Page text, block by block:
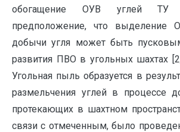
обогащение ОУВ углей ТУ
предположение, что выделение
добычи угля может быть
развития ПВО в угольных шахтах
Угольная пыль образуется в
размельчения углей в процессе
протекающих в шахтном
связи с отмеченным, было